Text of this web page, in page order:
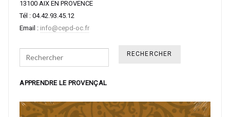
13100 AIX EN PROVENCE
Tél : 04.42.93.45.12
Email : info@cepd-oc.fr
Search
APPRENDRE LE PROVENÇAL